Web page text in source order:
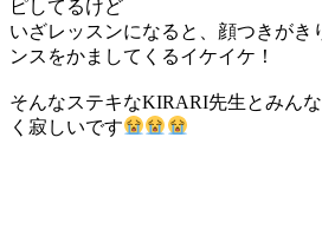
ピしてるけど
いざレッスンになると、顔つきがき
ンスをかましてくるイケイケ！
そんなステキなKIRARI先生とみん
く寂しいです